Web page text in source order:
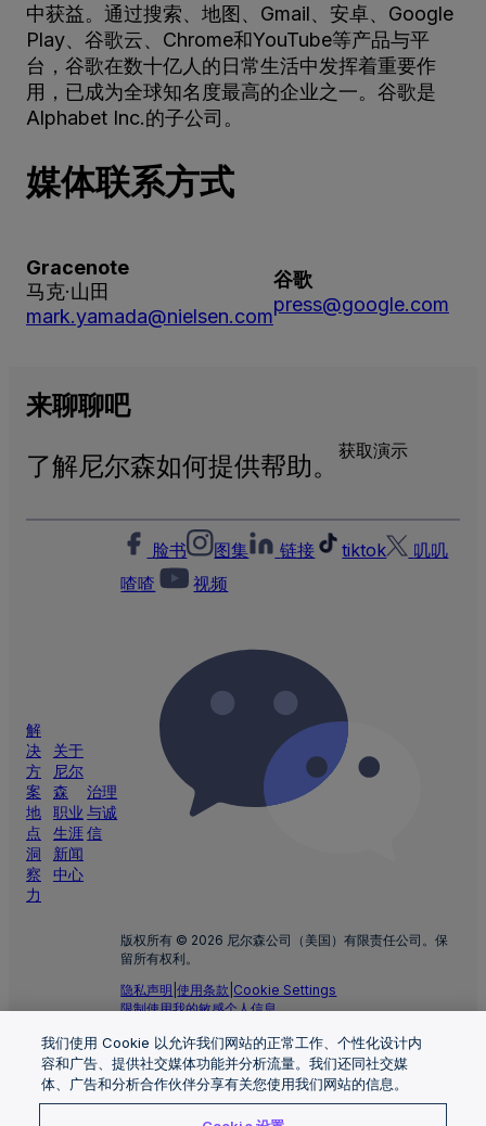
中获益。通过搜索、地图、Gmail、安卓、Google
Play、谷歌云、Chrome和YouTube等产品与平
台，谷歌在数十亿人的日常生活中发挥着重要作
用，已成为全球知名度最高的企业之一。谷歌是
Alphabet Inc.的子公司。
媒体联系方式
Gracenote
马克·山田
mark.yamada@nielsen.com
谷歌
press@google.com
来聊聊吧
了解尼尔森如何提供帮助。
获取演示
解
决
方
案
地
点
洞
察
力
关于
尼尔
森
职业
生涯
新闻
中心
治理
与诚
信
脸书 图集 链接 tiktok
叽叽
喳喳
视频
版权所有 © 2026 尼尔森公司（美国）有限责任公司。保
留所有权利。
隐私声明 |使用条款 Cookie Settings
限制使用我的敏感个人信息
粤ICP备17078252号|粤公网安备44010402001179号
海尼尔森市场研究有限公司广州分公司
我们使用 Cookie 以允许我们网站的正常工作、个性化设计内
容和广告、提供社交媒体功能并分析流量。我们还同社交媒
体、广告和分析合作伙伴分享有关您使用我们网站的信息。